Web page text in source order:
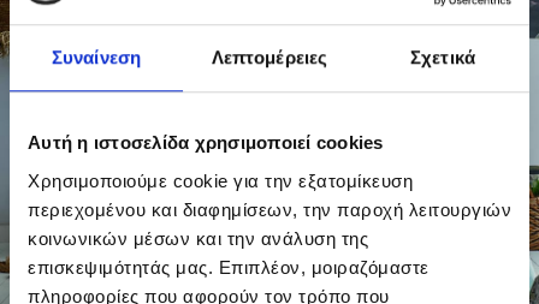
Συναίνεση Λεπτομέρειες Σχετικά
Αυτή η ιστοσελίδα χρησιμοποιεί cookies
Χρησιμοποιούμε cookie για την εξατομίκευση
περιεχομένου και διαφημίσεων, την παροχή λειτουργιών
κοινωνικών μέσων και την ανάλυση της
επισκεψιμότητάς μας. Επιπλέον, μοιραζόμαστε
πληροφορίες που αφορούν τον τρόπο που